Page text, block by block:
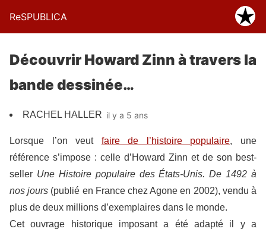
ReSPUBLICA
Découvrir Howard Zinn à travers la
bande dessinée…
RACHEL HALLER il y a 5 ans
Lorsque l’on veut faire de l’histoire populaire, une
référence s’impose : celle d’Howard Zinn et de son best-
seller Une Histoire populaire des États-Unis. De 1492 à
nos jours (publié en France chez Agone en 2002), vendu à
plus de deux millions d’exemplaires dans le monde.
Cet ouvrage historique imposant a été adapté il y a